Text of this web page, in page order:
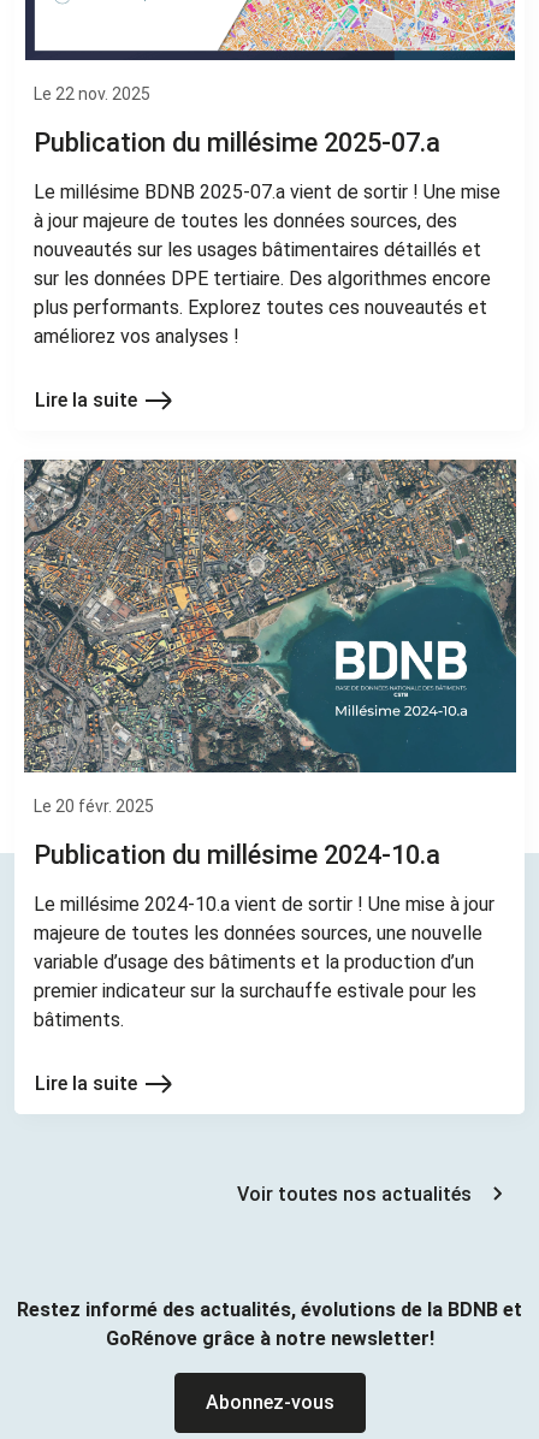
Le 22 nov. 2025
Publication du millésime 2025-07.a
Le millésime BDNB 2025-07.a vient de sortir ! Une mise
à jour majeure de toutes les données sources, des
nouveautés sur les usages bâtimentaires détaillés et
sur les données DPE tertiaire. Des algorithmes encore
plus performants. Explorez toutes ces nouveautés et
améliorez vos analyses !
Lire la suite
Le 20 févr. 2025
Publication du millésime 2024-10.a
Le millésime 2024-10.a vient de sortir ! Une mise à jour
majeure de toutes les données sources, une nouvelle
variable d’usage des bâtiments et la production d’un
premier indicateur sur la surchauffe estivale pour les
bâtiments.
Lire la suite
Voir toutes nos actualités
Restez informé des actualités, évolutions de la BDNB et
GoRénove grâce à notre newsletter!
Abonnez-vous